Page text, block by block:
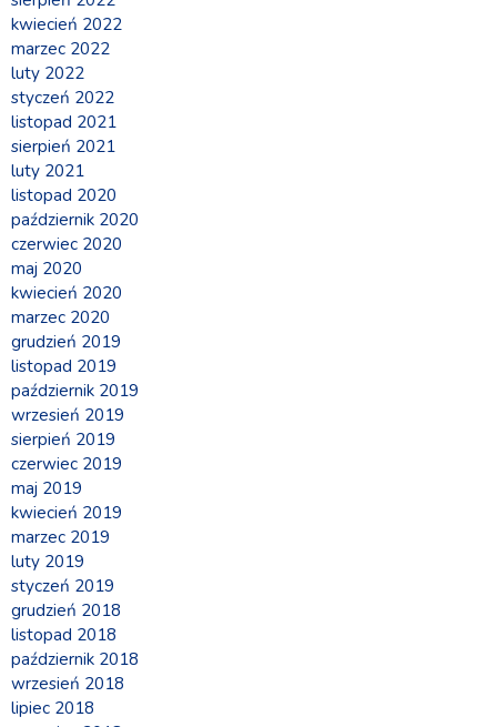
kwiecień 2022
marzec 2022
luty 2022
styczeń 2022
listopad 2021
sierpień 2021
luty 2021
listopad 2020
październik 2020
czerwiec 2020
maj 2020
kwiecień 2020
marzec 2020
grudzień 2019
listopad 2019
październik 2019
wrzesień 2019
sierpień 2019
czerwiec 2019
maj 2019
kwiecień 2019
marzec 2019
luty 2019
styczeń 2019
grudzień 2018
listopad 2018
październik 2018
wrzesień 2018
lipiec 2018